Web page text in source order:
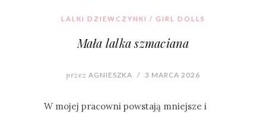
LALKI DZIEWCZYNKI / GIRL DOLLS
Mała lalka szmaciana
przez AGNIESZKA / 3 MARCA 2026
W mojej pracowni powstają mniejsze i